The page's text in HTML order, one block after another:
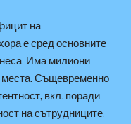
на
е сред основните
Има милиони
места. Същевременно
вкл. поради
на сътрудниците,